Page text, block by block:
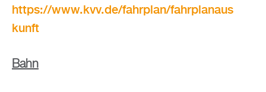
https://​www.​kvv.​de/​fahrplan/​fah​rpla​naus​
kunf​t
Bahn